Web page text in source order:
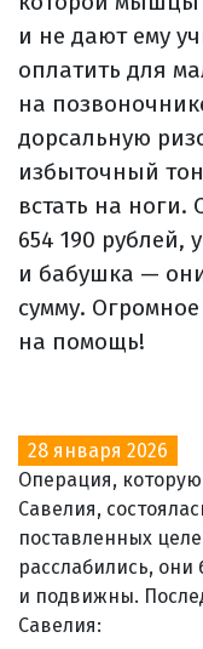
и не дают ему
оплатить для
на
дорсальную
избыточный
встать на
654 190 рублей,
и бабушка —
сумму.
на помощь!
28 января 2026
Операция,
Савелия,
поставленных
расслабились,
и подвижны.
Савелия: